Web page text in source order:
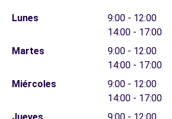
Lunes
9:00 - 12:00
14:00 - 17:00
Martes
9:00 - 12:00
14:00 - 17:00
Miércoles
9:00 - 12:00
14:00 - 17:00